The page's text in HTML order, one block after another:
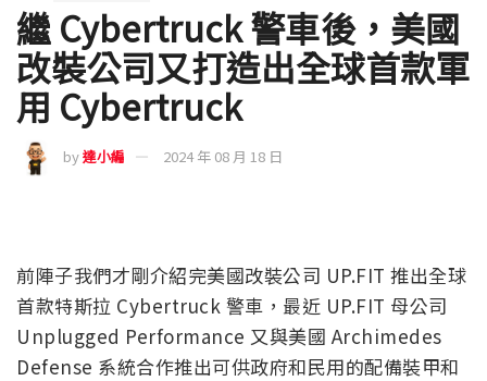
繼 Cybertruck 警車後，美國
改裝公司又打造出全球首款軍
用 Cybertruck
by達小編 2024 年 08 月 18 日
前陣子我們才剛介紹完美國改裝公司 UP.FIT 推出全球
首款特斯拉 Cybertruck 警車，最近 UP.FIT 母公司
Unplugged Performance 又與美國 Archimedes
Defense 系統合作推出可供政府和民用的配備裝甲和